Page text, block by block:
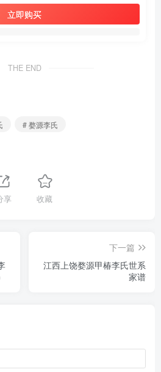
立即购买
THE END
# 婺源李氏
享 收藏
下一篇
江西上饶婺源甲椿李氏世系
家谱